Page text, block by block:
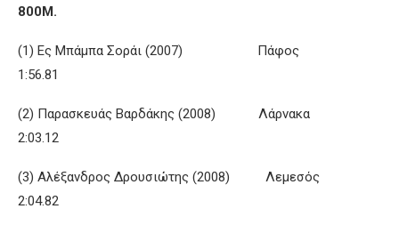
800Μ.
(1) Ες Μπάμπα Σοράι (2007) Πάφος
1:56.81
(2) Παρασκευάς Βαρδάκης (2008) Λάρνακα
2:03.12
(3) Αλέξανδρος Δρουσιώτης (2008) Λεμεσός
2:04.82